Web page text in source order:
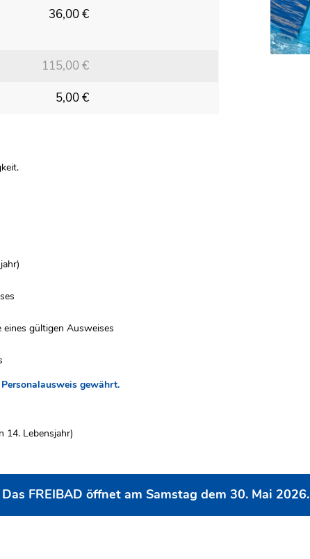
36,00 €
115,00 €
5,00 €
gültigen Ausweises
gewährt.
14. Lebensjahr)
Das FREIBAD öffnet am Samstag dem 30. Mai 2026.